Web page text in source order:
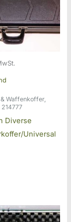
Waffenkoffer,
Diverse
Universal